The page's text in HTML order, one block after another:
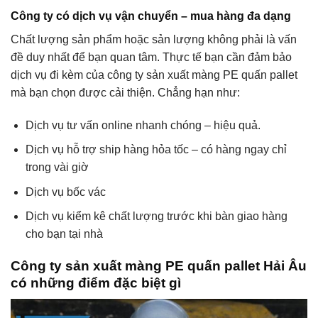
Công ty có dịch vụ vận chuyển – mua hàng đa dạng
Chất lượng sản phẩm hoặc sản lượng không phải là vấn
đề duy nhất để bạn quan tâm. Thực tế bạn cần đảm bảo
dịch vụ đi kèm của công ty sản xuất màng PE quấn pallet
mà bạn chọn được cải thiện. Chẳng hạn như:
Dịch vụ tư vấn online nhanh chóng – hiệu quả.
Dịch vụ hỗ trợ ship hàng hỏa tốc – có hàng ngay chỉ
trong vài giờ
Dịch vụ bốc vác
Dịch vụ kiểm kê chất lượng trước khi bàn giao hàng
cho bạn tại nhà
Công ty sản xuất màng PE quấn pallet Hải Âu
có những điểm đặc biệt gì